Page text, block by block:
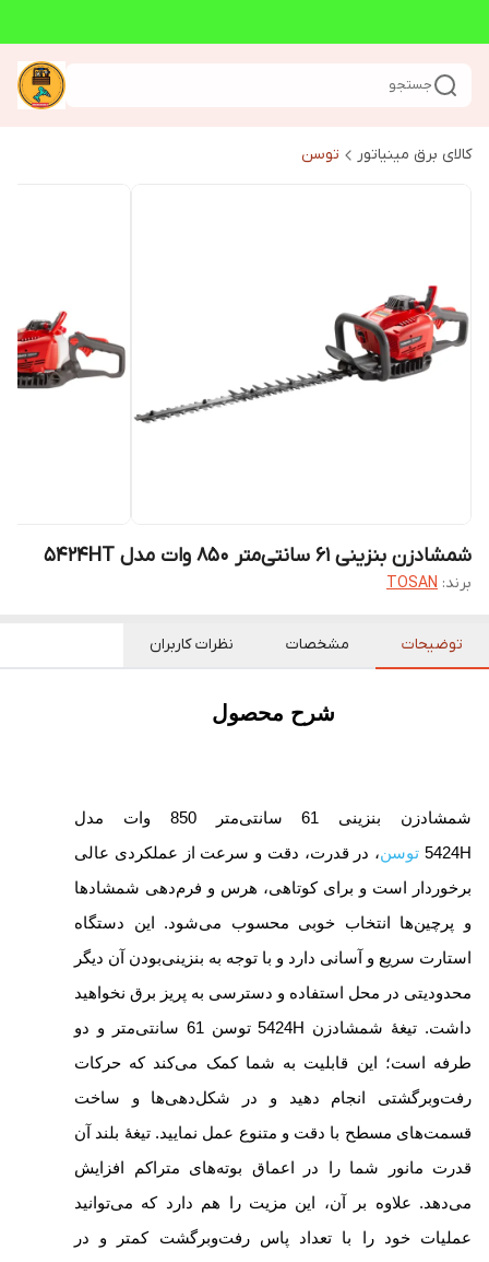
جستجو
کالای برق مینیاتور توسن
شمشادزن بنزینی 61 سانتی‌متر 850 وات مدل 5424HT
برند: TOSAN
توضیحات مشخصات نظرات کاربران
شرح محصول
شمشادزن بنزینی 61 سانتی‌متر 850 وات مدل
5424H توسن، در قدرت، دقت و سرعت از عملکردی عالی
برخوردار است و برای کوتاهی، هرس و فرم‌دهی شمشادها
و پرچین‌‎ها انتخاب خوبی محسوب می‌شود. این دستگاه
استارت سریع و آسانی دارد و با توجه به بنزینی‌بودن آن دیگر
محدودیتی در محل استفاده و دسترسی به پریز برق نخواهید
داشت. تیغۀ شمشادزن 5424H توسن 61 سانتی‌متر و دو
طرفه است؛ این قابلیت به شما کمک می‌کند که حرکات
رفت‌وبرگشتی انجام دهید و در شکل‌دهی‌ها و ساخت
قسمت‌های مسطح با دقت و متنوع عمل نمایید. تیغۀ بلند آن
قدرت مانور شما را در اعماق بوته‌های متراکم افزایش
می‌دهد. علاوه بر آن، این مزیت را هم دارد که می‌توانید
عملیات خود را با تعداد پاس رفت‌وبرگشت کمتر و در